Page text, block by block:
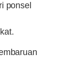
ponsel